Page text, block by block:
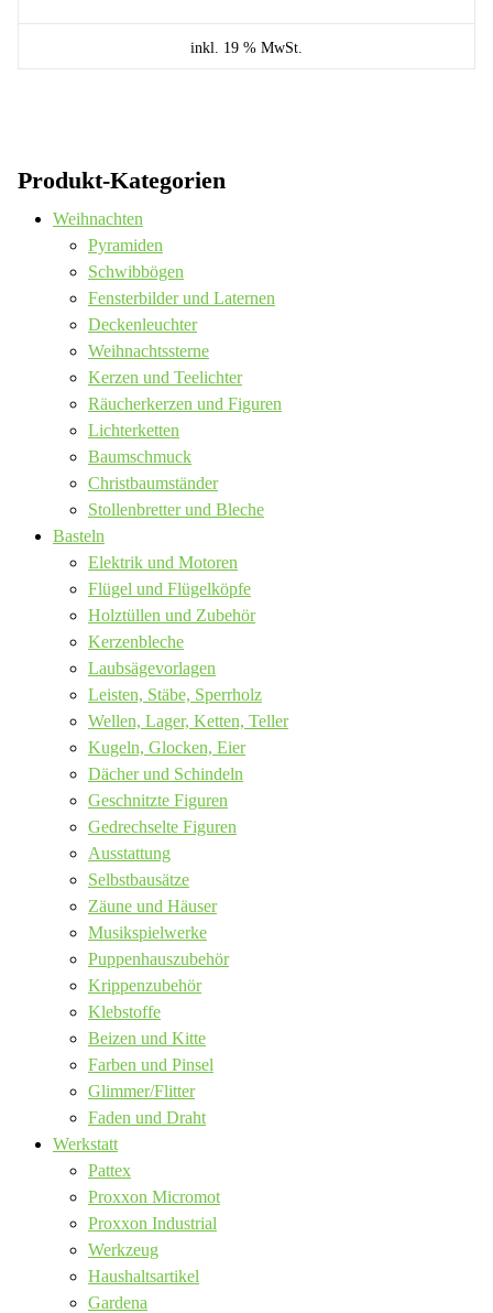
inkl. 19 % MwSt.
Produkt-Kategorien
Weihnachten
Pyramiden
Schwibbögen
Fensterbilder und Laternen
Deckenleuchter
Weihnachtssterne
Kerzen und Teelichter
Räucherkerzen und Figuren
Lichterketten
Baumschmuck
Christbaumständer
Stollenbretter und Bleche
Basteln
Elektrik und Motoren
Flügel und Flügelköpfe
Holztüllen und Zubehör
Kerzenbleche
Laubsägevorlagen
Leisten, Stäbe, Sperrholz
Wellen, Lager, Ketten, Teller
Kugeln, Glocken, Eier
Dächer und Schindeln
Geschnitzte Figuren
Gedrechselte Figuren
Ausstattung
Selbstbausätze
Zäune und Häuser
Musikspielwerke
Puppenhauszubehör
Krippenzubehör
Klebstoffe
Beizen und Kitte
Farben und Pinsel
Glimmer/Flitter
Faden und Draht
Werkstatt
Pattex
Proxxon Micromot
Proxxon Industrial
Werkzeug
Haushaltsartikel
Gardena